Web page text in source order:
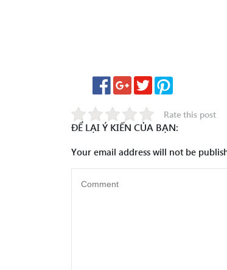
Rate this post
ĐỂ LẠI Ý KIẾN CỦA BẠN:
Your email address will not be